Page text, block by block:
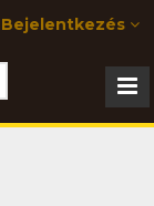
Bejelentkezés